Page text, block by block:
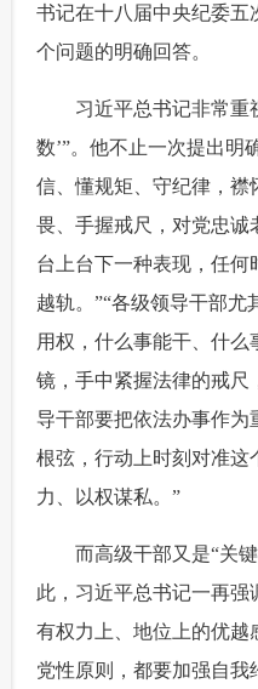
书记在十八届中央纪委五
个问题的明确回答。
习近平总书记非常重
数’”。他不止一次提出明
信、懂规矩、守纪律，襟
畏、手握戒尺，对党忠诚
台上台下一种表现，任何
越轨。”“各级领导干部尤
用权，什么事能干、什么
镜，手中紧握法律的戒尺
导干部要把依法办事作
根弦，行动上时刻对准这
力、以权谋私。”
而高级干部又是“关键
此，习近平总书记一再强
有权力上、地位上的优
党性原则，都要加强自我